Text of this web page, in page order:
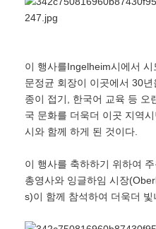
이 행사를Ingelheim시에서
문정균 회장이 이곳에서 30
종이 접기, 한국어 교육 등 오
국 문화를 더욱더 이곳 지역
시와 함께 하게 된 것이다.
이 행사를 축하하기 위하여
총영사와 잉글하임 시장
s)이 함께 참석하여 더욱더 빛